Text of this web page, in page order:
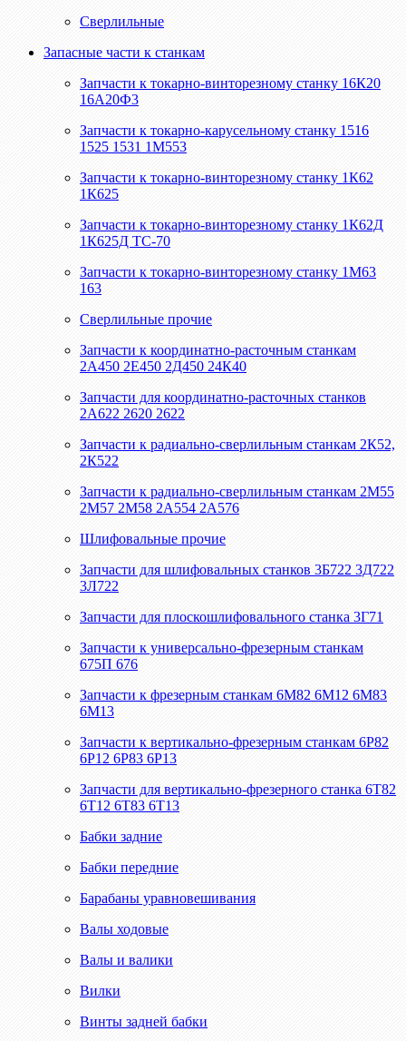
Сверлильные
Запасные части к станкам
Запчасти к токарно-винторезному станку 16К20
16А20Ф3
Запчасти к токарно-карусельному станку 1516
1525 1531 1М553
Запчасти к токарно-винторезному станку 1К62
1К625
Запчасти к токарно-винторезному станку 1К62Д
1К625Д ТС-70
Запчасти к токарно-винторезному станку 1М63
163
Сверлильные прочие
Запчасти к координатно-расточным станкам
2А450 2Е450 2Д450 24К40
Запчасти для координатно-расточных станков
2А622 2620 2622
Запчасти к радиально-сверлильным станкам 2К52,
2К522
Запчасти к радиально-сверлильным станкам 2М55
2М57 2М58 2А554 2А576
Шлифовальные прочие
Запчасти для шлифовальных станков 3Б722 3Д722
3Л722
Запчасти для плоскошлифовального станка 3Г71
Запчасти к универсально-фрезерным станкам
675П 676
Запчасти к фрезерным станкам 6М82 6М12 6М83
6М13
Запчасти к вертикально-фрезерным станкам 6Р82
6Р12 6Р83 6Р13
Запчасти для вертикально-фрезерного станка 6Т82
6Т12 6Т83 6Т13
Бабки задние
Бабки передние
Барабаны уравновешивания
Валы ходовые
Валы и валики
Вилки
Винты задней бабки